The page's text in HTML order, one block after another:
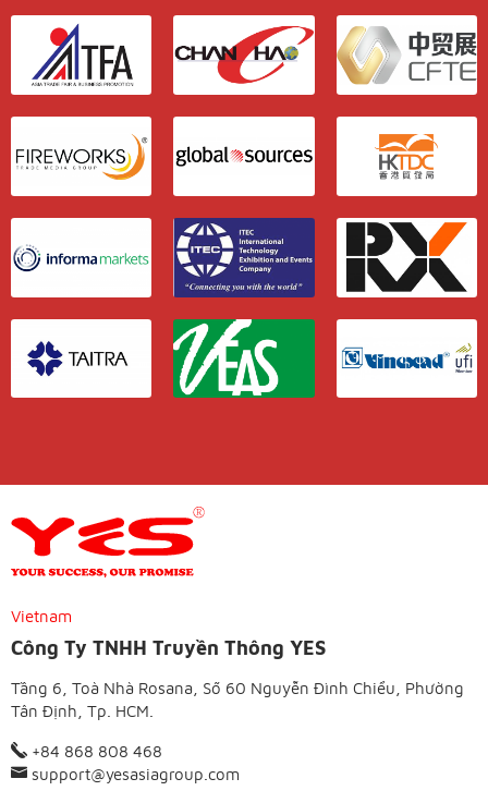
Vietnam
Công Ty TNHH Truyền Thông YES
Tầng 6, Toà Nhà Rosana, Số 60 Nguyễn Đình Chiểu, Phường
Tân Định, Tp. HCM.
+84 868 808 468
support@yesasiagroup.com